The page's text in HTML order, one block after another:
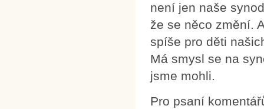
není jen naše
že se něco změní.
spíše pro děti
Má smysl se na
jsme mohli.
Pro psaní